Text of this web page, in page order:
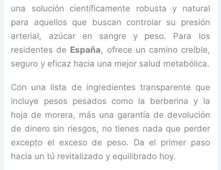
una solución científicamente robusta y natural
para aquellos que buscan controlar su presión
arterial, azúcar en sangre y peso. Para los
residentes de España, ofrece un camino creíble,
seguro y eficaz hacia una mejor salud metabólica.
Con una lista de ingredientes transparente que
incluye pesos pesados como la berberina y la
hoja de morera, más una garantía de devolución
de dinero sin riesgos, no tienes nada que perder
excepto el exceso de peso. Da el primer paso
hacia un tú revitalizado y equilibrado hoy.